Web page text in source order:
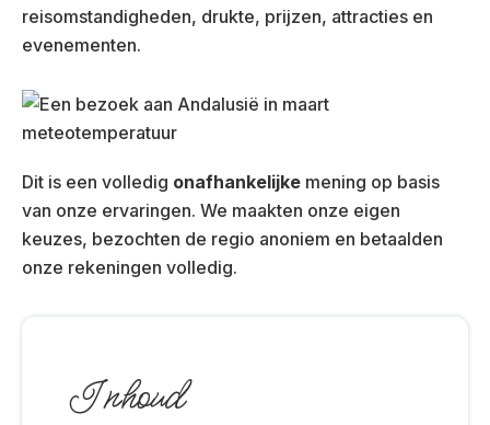
reisomstandigheden, drukte, prijzen, attracties en
evenementen.
Dit is een volledig onafhankelijke mening op basis
van onze ervaringen. We maakten onze eigen
keuzes, bezochten de regio anoniem en betaalden
onze rekeningen volledig.
Inhoud